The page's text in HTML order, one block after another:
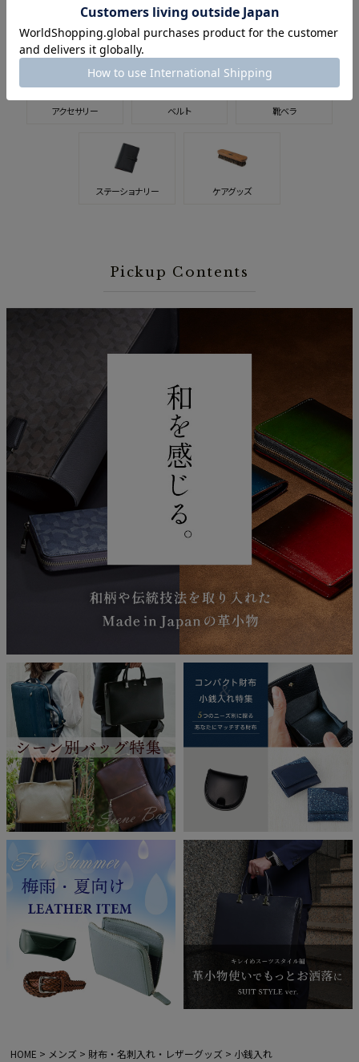
スマホ・
スマートウォッチ関連
ウォッチバンド キーケース
アクセサリー ベルト 靴ベラ
ステーショナリー ケアグッズ
Pickup Contents
HOME メンズ 財布・名刺入れ・レザーグッズ
小銭入れ